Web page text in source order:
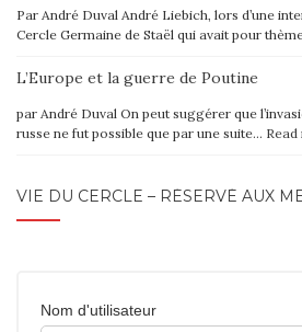
Par André Duval André Liebich, lors d’une
Cercle Germaine de Staël qui avait pour
L’Europe et la guerre de Poutine
par André Duval On peut suggérer que
russe ne fut possible que par une suite…
VIE DU CERCLE – RÉSERVÉ AUX
Nom d'utilisateur